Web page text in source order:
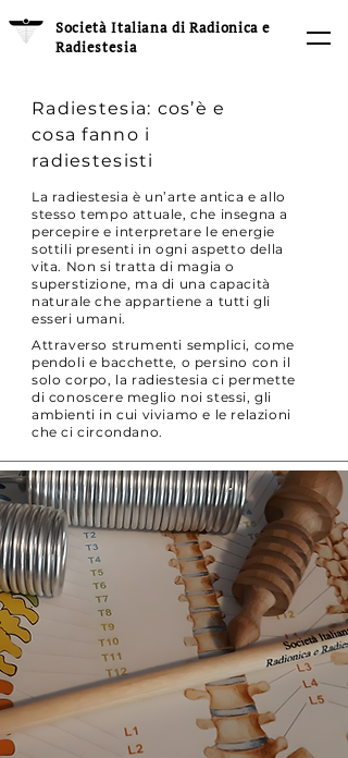
Società Italiana di Radionica e
Radiestesia
Radiestesia: cos’è e
cosa fanno i
radiestesisti
La radiestesia è un’arte antica e allo
stesso tempo attuale, che insegna a
percepire e interpretare le energie
sottili presenti in ogni aspetto della
vita. Non si tratta di magia o
superstizione, ma di una capacità
naturale che appartiene a tutti gli
esseri umani.
Attraverso strumenti semplici, come
pendoli e bacchette, o persino con il
solo corpo, la radiestesia ci permette
di conoscere meglio noi stessi, gli
ambienti in cui viviamo e le relazioni
che ci circondano.